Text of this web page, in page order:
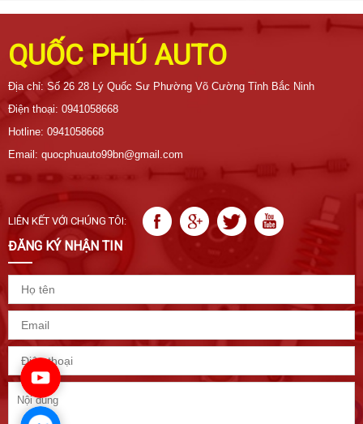
QUỐC PHÚ AUTO
Địa chỉ: Số 26 28 Lý Quốc Sư Phường Võ Cường Tỉnh Bắc Ninh
Điện thoại: 0941058668
Hotline: 0941058668
Email: quocphuauto99bn@gmail.com
LIÊN KẾT VỚI CHÚNG TÔI:
ĐĂNG KÝ NHẬN TIN